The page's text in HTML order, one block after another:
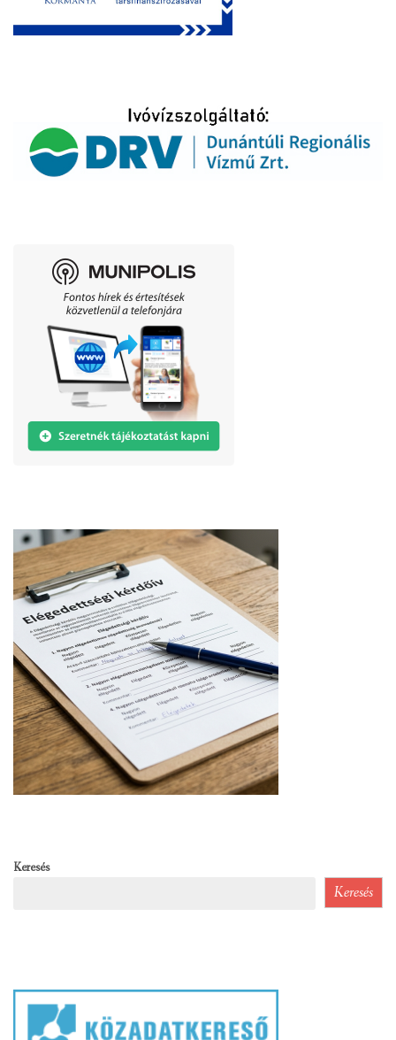
Keresés
Keresés